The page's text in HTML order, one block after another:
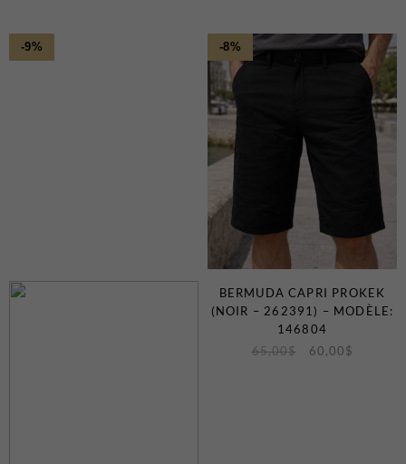
-9% -8%
BERMUDA CAPRI PROKEK
(NOIR – 262391) – MODÈLE:
146804
65,00$ 60,00 $